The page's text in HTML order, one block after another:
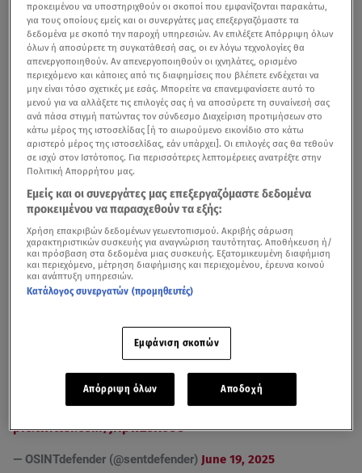
Με το ένα πόδι στον πόλεμο οι ΗΠΑ – Ο ρόλος της
Σούδας
Ορισμένες από τις πηγές του Bloomberg ανέφεραν πως
γίνονται σχεδιασμοί για βομβαρδισμούς το
Σαββατοκύριακο.
Τραμπ: «Ίσως το κάνω, ίσως δεν το
κάνω»
Χθες, ο Ντόναλντ Τραμπ, κάνοντας δηλώσεις στους
δημοσιογράφους έξω από τον Λευκό Οίκοάφησε
ανοιχτό το ενδεχόμενο μιας αμερικανικής επέμβασης
στο Ιράν.
Footage showing the moment that a ballistic missile fired
by Iran impacted Soroka Medical Center within the city of
Beersheba in Southern Israel.
pic.twitter.com/JHpwZsR6oC
— OSINTdefender (@sentdefender) June 19, 2025
προκειμένου να υποστηριχθούν οι σκοποί που εμφανίζονται παρακάτω,
για τους οποίους εμείς και οι συνεργάτες μας επεξεργαζόμαστε τα
δεδομένα με σκοπό την παροχή υπηρεσιών. Αν επιλέξετε Απόρριψη όλων
όλων ή αποσύρετε τη συγκατάθεσή σας, οι εν λόγω τεχνολογίες θα
απενεργοποιηθούν. Αν απενεργοποιηθούν οι ιχνηλάτες, ορισμένο
περιεχόμενο και κάποιες από τις διαφημίσεις που βλέπετε ενδέχεται να
μην είναι τόσο σχετικές με εσάς. Μπορείτε να επανεμφανίσετε αυτό το
μενού για να αλλάξετε τις επιλογές σας ή να αποσύρετε τη συναίνεσή σας
ανά πάσα στιγμή πατώντας τον σύνδεσμο Διαχείριση προτιμήσεων στο
κάτω μέρος της ιστοσελίδας [ή το αιωρούμενο εικονίδιο στο κάτω
αριστερό μέρος της ιστοσελίδας, εάν υπάρχει]. Οι επιλογές σας θα τεθούν
σε ισχύ στον Ιστότοπος. Για περισσότερες λεπτομέρειες ανατρέξτε στην
Πολιτική Απορρήτου μας.
Εμείς και οι συνεργάτες μας επεξεργαζόμαστε δεδομένα
προκειμένου να παρασχεθούν τα εξής:
Χρήση επακριβών δεδομένων γεωεντοπισμού. Ακριβής σάρωση
χαρακτηριστικών συσκευής για αναγνώριση ταυτότητας. Αποθήκευση ή/
και πρόσβαση στα δεδομένα μιας συσκευής. Εξατομικευμένη διαφήμιση
και περιεχόμενο, μέτρηση διαφήμισης και περιεχομένου, έρευνα κοινού
και ανάπτυξη υπηρεσιών.
Κατάλογος συνεργατών (προμηθευτές)
Εμφάνιση σκοπών
Απόρριψη όλων Αποδοχή